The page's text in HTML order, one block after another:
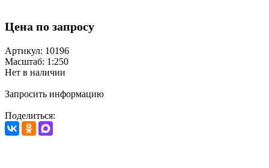
Цена по запросу
Артикул: 10196
Масштаб: 1:250
Нет в наличии
Запросить информацию
Поделиться: